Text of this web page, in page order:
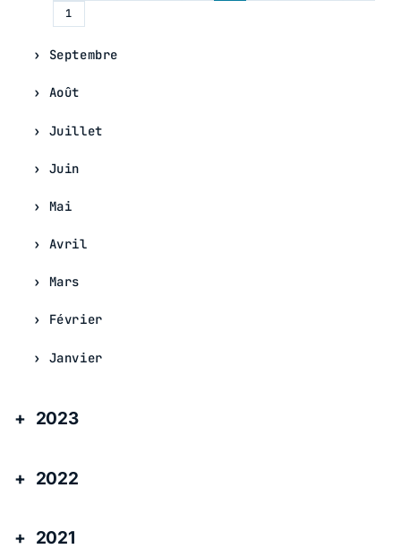
1
Septembre
Août
Juillet
Juin
Mai
Avril
Mars
Février
Janvier
2023
2022
2021